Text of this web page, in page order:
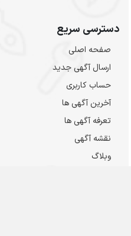
دسترسی سریع
صفحه اصلی
ارسال‌ آگهی جدید
حساب کاربری
آخرین آگهی ها
تعرفه آگهی ها
نقشه آگهی
وبلاگ